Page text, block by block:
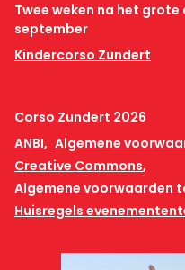
Twee weken na het
september
Kindercorso Zundert
Corso Zundert 2026
ANBI
Algemene
Creative Commons
Algemene voorwaarden
Huisregels